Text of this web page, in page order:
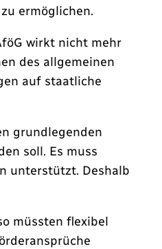
ermöglichen.
wirkt nicht mehr
des allgemeinen
auf staatliche
grundlegenden
soll. Es muss
unterstützt. Deshalb
müssten flexibel